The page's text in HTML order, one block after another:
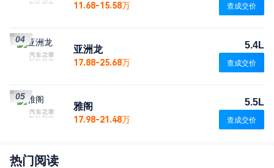
11.68-15.58万 查成交价
亚洲龙
17.88-25.68万
5.4L
查成交价
04
雅阁
17.98-21.48万
5.5L
查成交价
05
热门阅读